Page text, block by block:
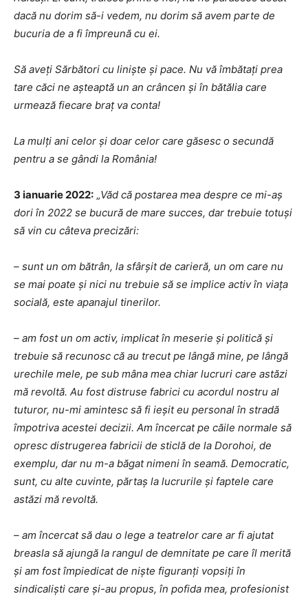
dacă nu dorim să-i vedem, nu dorim să avem parte de
bucuria de a fi împreună cu ei.
Să aveți Sărbători cu liniște și pace. Nu vă îmbătați prea
tare căci ne așteaptă un an crâncen și în bătălia care
urmează fiecare braț va conta!
La mulți ani celor și doar celor care găsesc o secundă
pentru a se gândi la România!
3 ianuarie 2022: „Văd că postarea mea despre ce mi-aș
dori în 2022 se bucură de mare succes, dar trebuie totuși
să vin cu câteva precizări:
– sunt un om bătrân, la sfârșit de carieră, un om care nu
se mai poate și nici nu trebuie să se implice activ în viața
socială, este apanajul tinerilor.
– am fost un om activ, implicat în meserie și politică și
trebuie să recunosc că au trecut pe lângă mine, pe lângă
urechile mele, pe sub mâna mea chiar lucruri care astăzi
mă revoltă. Au fost distruse fabrici cu acordul nostru al
tuturor, nu-mi amintesc să fi ieșit eu personal în stradă
împotriva acestei decizii. Am încercat pe căile normale să
opresc distrugerea fabricii de sticlă de la Dorohoi, de
exemplu, dar nu m-a băgat nimeni în seamă. Democratic,
sunt, cu alte cuvinte, părtaș la lucrurile și faptele care
astăzi mă revoltă.
– am încercat să dau o lege a teatrelor care ar fi ajutat
breasla să ajungă la rangul de demnitate pe care îl merită
și am fost împiedicat de niște figuranți vopsiți în
sindicaliști care și-au propus, în pofida mea, profesionist